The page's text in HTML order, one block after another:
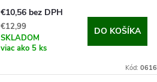
€10,56 bez DPH
€12,99
SKLADOM
viac ako 5 ks
DO KOŠÍKA
Kód: 0616